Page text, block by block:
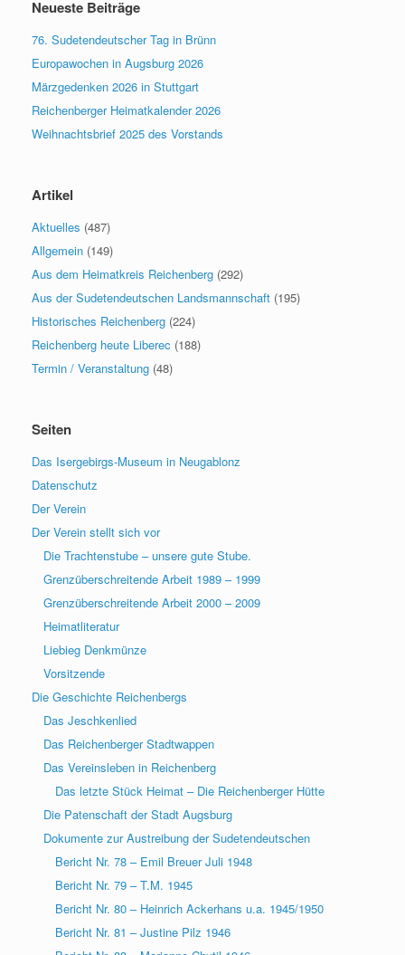
Neueste Beiträge
76. Sudetendeutscher Tag in Brünn
Europawochen in Augsburg 2026
Märzgedenken 2026 in Stuttgart
Reichenberger Heimatkalender 2026
Weihnachtsbrief 2025 des Vorstands
Artikel
Aktuelles (487)
Allgemein (149)
Aus dem Heimatkreis Reichenberg (292)
Aus der Sudetendeutschen Landsmannschaft (195)
Historisches Reichenberg (224)
Reichenberg heute Liberec (188)
Termin / Veranstaltung (48)
Seiten
Das Isergebirgs-Museum in Neugablonz
Datenschutz
Der Verein
Der Verein stellt sich vor
Die Trachtenstube – unsere gute Stube.
Grenzüberschreitende Arbeit 1989 – 1999
Grenzüberschreitende Arbeit 2000 – 2009
Heimatliteratur
Liebieg Denkmünze
Vorsitzende
Die Geschichte Reichenbergs
Das Jeschkenlied
Das Reichenberger Stadtwappen
Das Vereinsleben in Reichenberg
Das letzte Stück Heimat – Die Reichenberger Hütte
Die Patenschaft der Stadt Augsburg
Dokumente zur Austreibung der Sudetendeutschen
Bericht Nr. 78 – Emil Breuer Juli 1948
Bericht Nr. 79 – T.M. 1945
Bericht Nr. 80 – Heinrich Ackerhans u.a. 1945/1950
Bericht Nr. 81 – Justine Pilz 1946